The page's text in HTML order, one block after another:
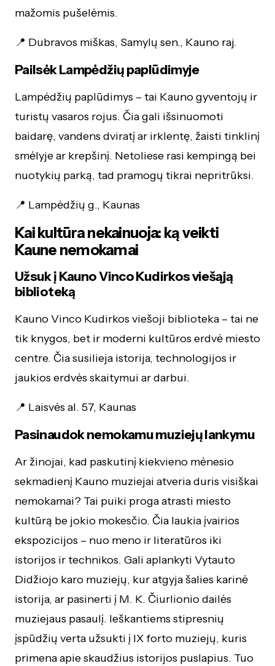
mažomis pušelėmis.
📍 Dubravos miškas, Samylų sen., Kauno raj.
Pailsėk Lampėdžių paplūdimyje
Lampėdžių paplūdimys – tai Kauno gyventojų ir
turistų vasaros rojus. Čia gali išsinuomoti
baidarę, vandens dviratį ar irklentę, žaisti tinklinį
smėlyje ar krepšinį. Netoliese rasi kempingą bei
nuotykių parką, tad pramogų tikrai nepritrūksi.
📍 Lampėdžių g., Kaunas
Kai kultūra nekainuoja: ką veikti
Kaune nemokamai
Užsuk į Kauno Vinco Kudirkos viešąją
biblioteką
Kauno Vinco Kudirkos viešoji biblioteka – tai ne
tik knygos, bet ir moderni kultūros erdvė miesto
centre. Čia susilieja istorija, technologijos ir
jaukios erdvės skaitymui ar darbui.
📍 Laisvės al. 57, Kaunas
Pasinaudok nemokamu muziejų lankymu
Ar žinojai, kad paskutinį kiekvieno mėnesio
sekmadienį Kauno muziejai atveria duris visiškai
nemokamai? Tai puiki proga atrasti miesto
kultūrą be jokio mokesčio. Čia laukia įvairios
ekspozicijos – nuo meno ir literatūros iki
istorijos ir technikos. Gali aplankyti Vytauto
Didžiojo karo muziejų, kur atgyja šalies karinė
istorija, ar pasinerti į M. K. Čiurlionio dailės
muziejaus pasaulį. Ieškantiems stipresnių
įspūdžių verta užsukti į IX forto muziejų, kuris
primena apie skaudžius istorijos puslapius. Tuo